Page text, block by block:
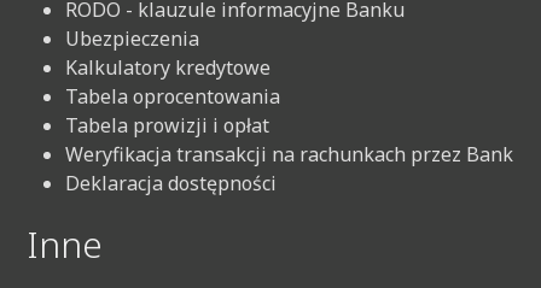
RODO - klauzule informacyjne Banku
Ubezpieczenia
Kalkulatory kredytowe
Tabela oprocentowania
Tabela prowizji i opłat
Weryfikacja transakcji na rachunkach przez Bank
Deklaracja dostępności
Inne